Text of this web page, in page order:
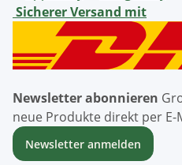
Sicherer Versand mit
Newsletter abonnieren
neue Produkte direkt per E-
Newsletter anmelden